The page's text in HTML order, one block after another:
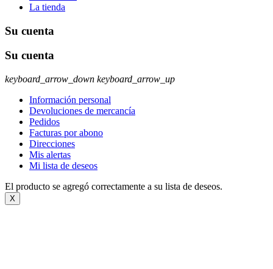
La tienda
Su cuenta
Su cuenta
keyboard_arrow_down keyboard_arrow_up
Información personal
Devoluciones de mercancía
Pedidos
Facturas por abono
Direcciones
Mis alertas
Mi lista de deseos
El producto se agregó correctamente a su lista de deseos.
X